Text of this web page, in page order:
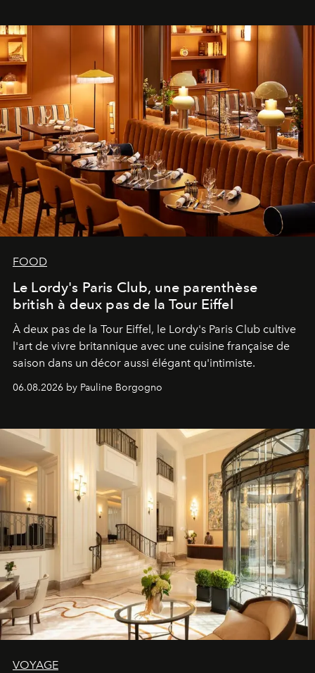
FOOD
Le Lordy's Paris Club, une parenthèse
british à deux pas de la Tour Eiffel
À deux pas de la Tour Eiffel, le Lordy's Paris Club cultive
l'art de vivre britannique avec une cuisine française de
saison dans un décor aussi élégant qu'intimiste.
06.08.2026 by Pauline Borgogno
VOYAGE